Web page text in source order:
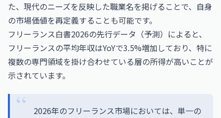
た、現代のニーズを反映した職業名を掲げることで、自身
の市場価値を再定義することも可能です。
フリーランス白書2026の先行データ（予測）によると、
フリーランスの平均年収はYoYで3.5%増加しており、特に
複数の専門領域を掛け合わせている層の所得が高いことが
示されています。
2026年のフリーランス市場においては、単一の